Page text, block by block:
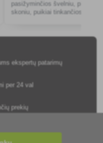
pasižyminčios švelniu,
skoniu, puikiai tinkančios auginti
sumuštiniams.
ekspertų patarimų
per 24 val
prekių